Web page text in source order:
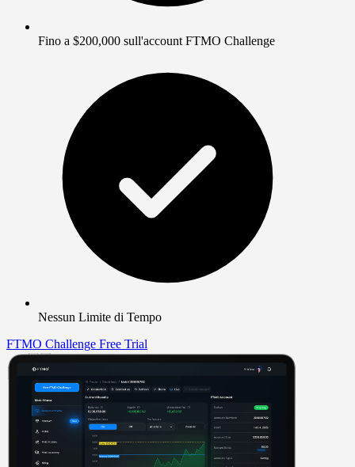
Fino a $200,000 sull'account FTMO Challenge
Nessun Limite di Tempo
FTMO Challenge Free Trial